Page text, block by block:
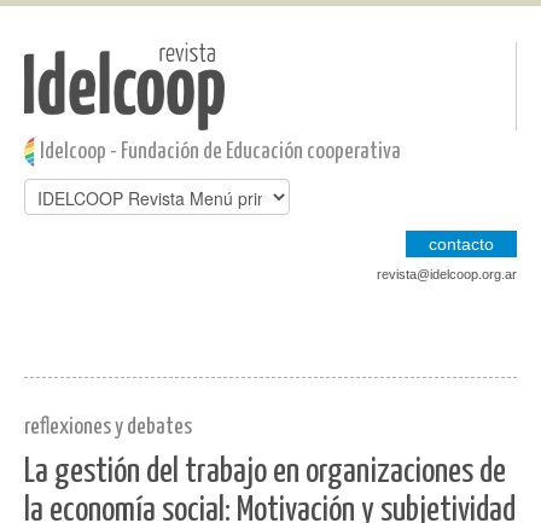
Pasar al contenido principal
Jump to main content
Idelcoop - Fundación de Educación cooperativa
contacto
revista@idelcoop.org.ar
reflexiones y debates
La gestión del trabajo en organizaciones de
la economía social: Motivación y subjetividad